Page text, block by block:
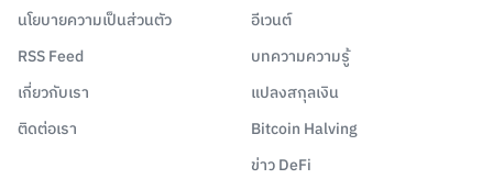
นโยบายความเป็นส่วนตัว
RSS Feed
เกี่ยวกับเรา
ติดต่อเรา
อีเวนต์
บทความความรู้
แปลงสกุลเงิน
Bitcoin Halving
ข่าว DeFi